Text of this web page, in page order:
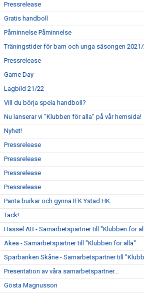
Pressrelease
Gratis handboll
Påminnelse Påminnelse
Träningstider för barn och unga säsongen
Pressrelease
Game Day
Lagbild 21/22
Vill du börja spela handboll?
Nu lanserar vi "Klubben för alla" på vår hemsida!
Nyhet!
Pressrelease
Pressrelease
Pressrelease
Pressrelease
Panta burkar och gynna IFK Ystad HK
Tack!
Hassel AB - Samarbetspartner till "Klubben för
Akea - Samarbetspartner till "Klubben för alla"
Sparbanken Skåne - Samarbetspartner till
Presentation av våra samarbetspartner...
Gösta Magnusson